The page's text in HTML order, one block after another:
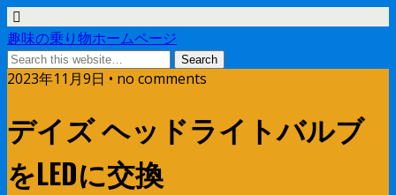
趣味の乗り物ホームページ
2023年11月9日 • no comments
デイズ ヘッドライトバルブ
をLEDに交換